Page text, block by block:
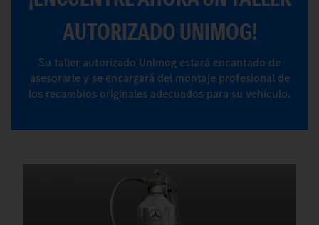
AUTORIZADO UNIMOG!
Su taller autorizado Unimog estará encantado de
asesorarle y se encargará del montaje profesional de
los recambios originales adecuados para su vehículo.